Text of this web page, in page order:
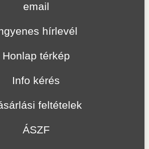
email
hírlevél
Honlap térkép
Info kérés
feltételek
ÁSZF